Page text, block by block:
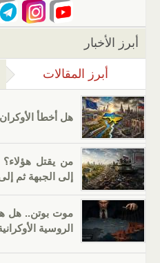
أبرز الأخبار
أبرز المقالات (علامة
هل أخطأ الأوكران
من يقتل هؤلاء؟
إلى الجبهة ثم
موت بوتن.. هل
الروسية